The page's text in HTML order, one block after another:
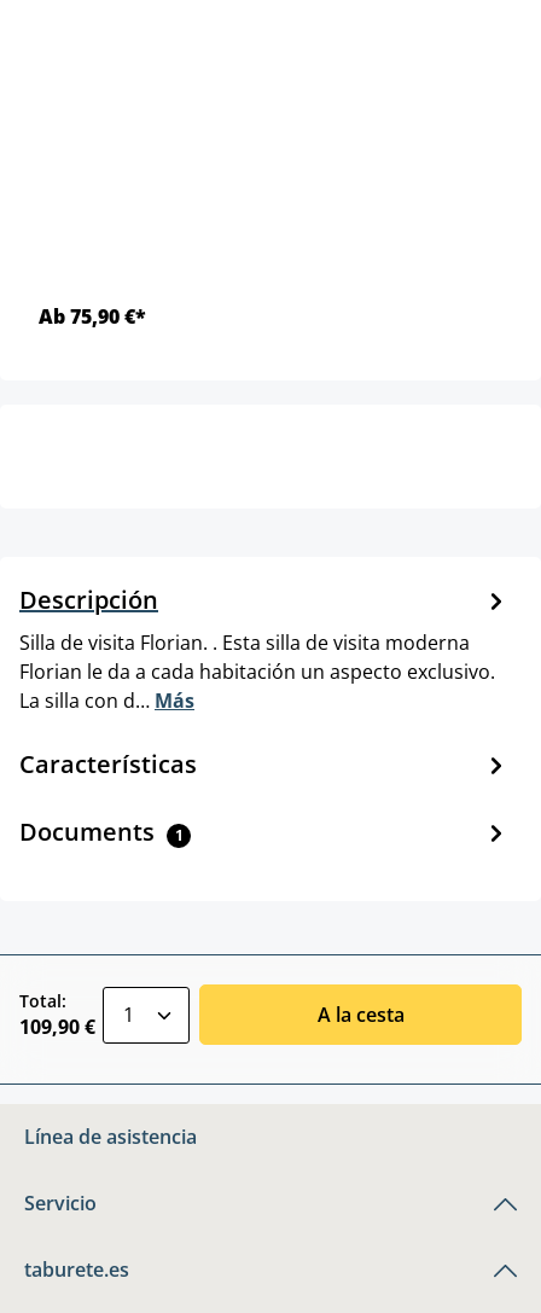
Ab 75,90 €*
Descripción
Silla de visita Florian. . Esta silla de visita moderna
Florian le da a cada habitación un aspecto exclusivo.
La silla con d… Más
Características
Documents 1
Total:
109,90 € A la cesta
Línea de asistencia
Servicio
taburete.es